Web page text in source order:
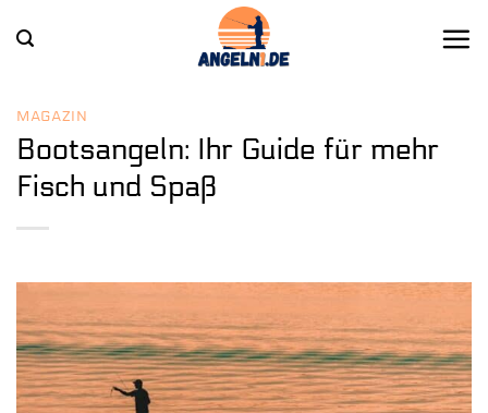
Inhalt
MAGAZIN
Bootsangeln: Ihr Guide für mehr
Fisch und Spaß